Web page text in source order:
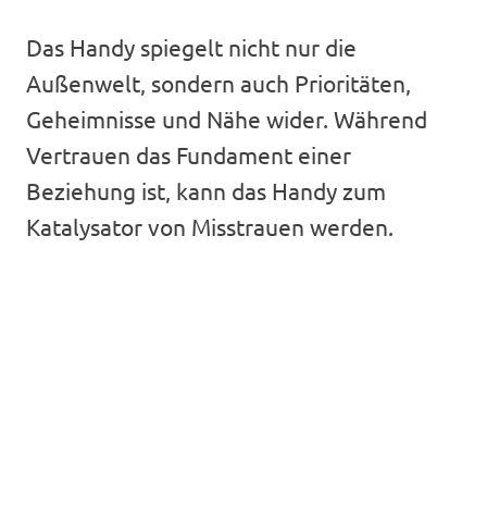
Das Handy spiegelt nicht nur die
Außenwelt, sondern auch Prioritäten,
Geheimnisse und Nähe wider. Während
Vertrauen das Fundament einer
Beziehung ist, kann das Handy zum
Katalysator von Misstrauen werden.